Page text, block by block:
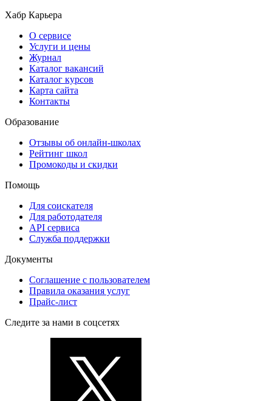
Хабр Карьера
О сервисе
Услуги и цены
Журнал
Каталог вакансий
Каталог курсов
Карта сайта
Контакты
Образование
Отзывы об онлайн-школах
Рейтинг школ
Промокоды и скидки
Помощь
Для соискателя
Для работодателя
API сервиса
Служба поддержки
Документы
Соглашение с пользователем
Правила оказания услуг
Прайс-лист
Следите за нами в соцсетях